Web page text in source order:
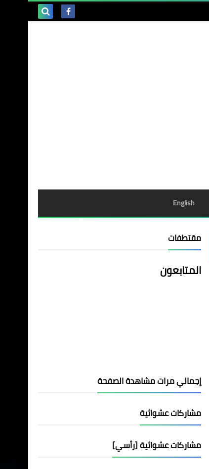
English
مقتطفات
المتابعون
إجمالي مرات مشاهدة الصفحة
مشاركات عشوائية
مشاركات عشوائية [رأسي]